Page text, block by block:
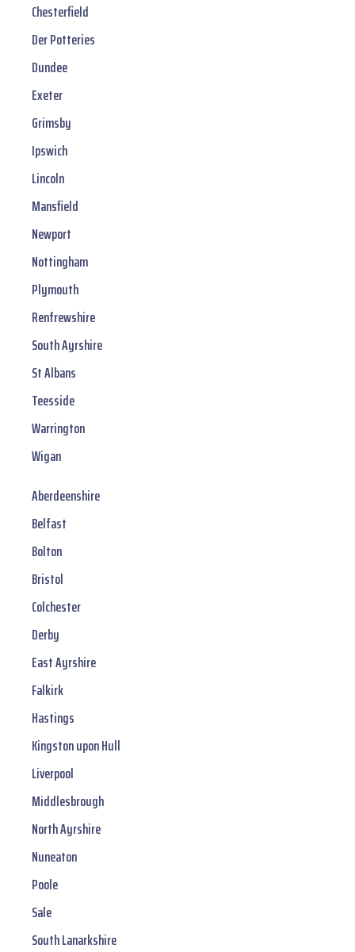
Chesterfield
Der Potteries
Dundee
Exeter
Grimsby
Ipswich
Lincoln
Mansfield
Newport
Nottingham
Plymouth
Renfrewshire
South Ayrshire
St Albans
Teesside
Warrington
Wigan
Aberdeenshire
Belfast
Bolton
Bristol
Colchester
Derby
East Ayrshire
Falkirk
Hastings
Kingston upon Hull
Liverpool
Middlesbrough
North Ayrshire
Nuneaton
Poole
Sale
South Lanarkshire